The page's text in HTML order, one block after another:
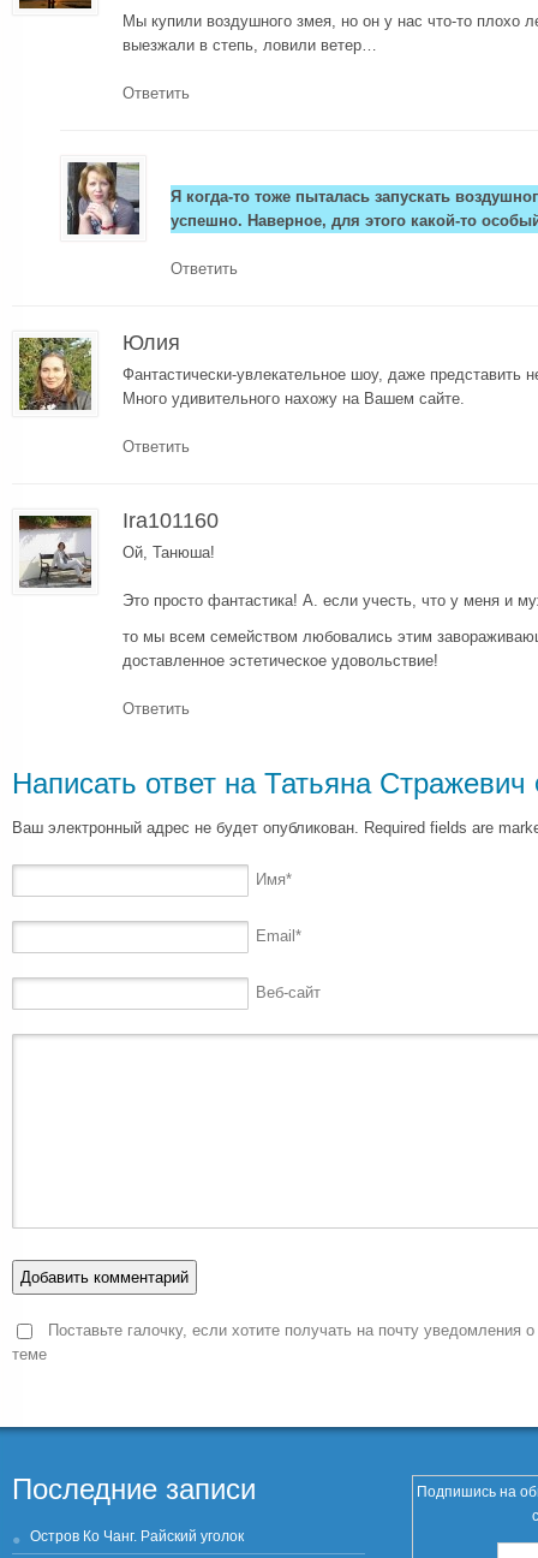
Мы купили воздушного змея, но он у нас что-то плохо
выезжали в степь, ловили ветер…
Ответить
Я когда-то тоже пыталась запускать
успешно. Наверное, для этого какой-то
Ответить
Юлия
Фантастически-увлекательное шоу, даже представить
Много удивительного нахожу на Вашем сайте.
Ответить
Ira101160
Ой, Танюша!
Это просто фантастика! А. если учесть, что у меня и
то мы всем семейством любовались этим
доставленное эстетическое удовольствие!
Ответить
Написать ответ на Татьяна Стражевич
Ваш электронный адрес не будет опубликован. Required fields are
Имя*
Email *
Веб-сайт
Поставьте галочку, если хотите получать на почту уведомления
теме
Последние записи
Остров Ко Чанг. Райский уголок
Подпишись на